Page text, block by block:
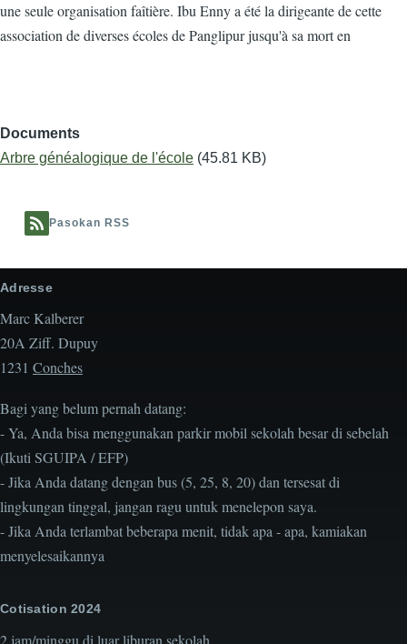
une seule organisation faîtière. Ibu Enny a été la dirigeante de cette
association de diverses écoles de Panglipur jusqu'à sa mort en
Documents
Arbre généalogique de l'école (45.81 KB)
Pasokan RSS
Adresse
Marc Kalberer
20A Ziff. Dupuy
1231 Conches
Bagi yang belum pernah datang:
- Ya, Anda bisa menggunakan parkir mobil sekolah besar di sebelah
(Ikuti SGUIPA / EFP)
- Jika Anda datang dengan bus (5, 25, 8, 20) dan tersesat di
lingkungan tinggal, jangan ragu untuk menelepon saya.
- Jika Anda terlambat beberapa menit, tidak apa - apa, kamiakan
menyelesaikannya
Cotisation 2024
2 jam/minggu di luar liburan sekolah